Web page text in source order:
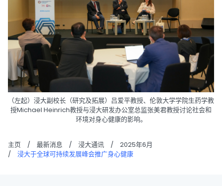
（左起）浸大副校长（研究及拓展）吕爱平教授、伦敦大学学院生药学教
授Michael Heinrich教授与浸大研发办公室总监张美君教授讨论社会和
环境对身心健康的影响。
主页 / 最新消息 / 浸大通讯 /
2025年6月
/
浸大于全球可持续发展峰会推广身心健康